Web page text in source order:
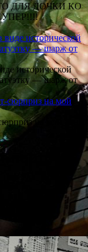
ДЛЯ ДОЧКИ КО
исторической
— шарж от
на мой день
портрет